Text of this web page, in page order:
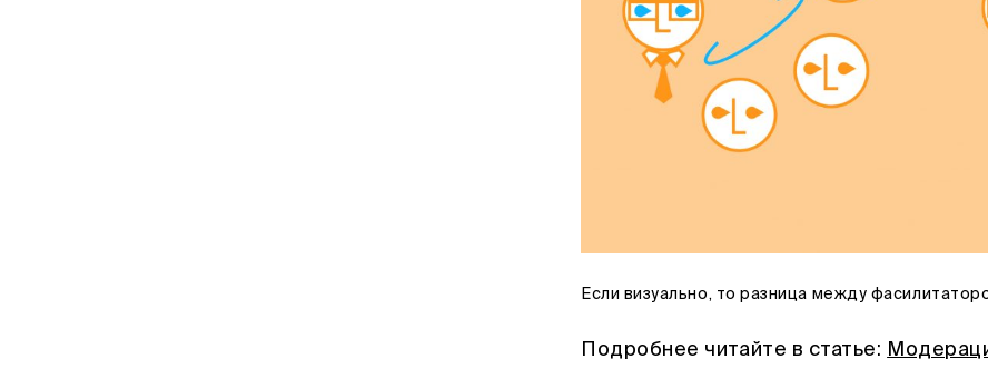
Если визуально, то разница между
Подробнее читайте в статье: